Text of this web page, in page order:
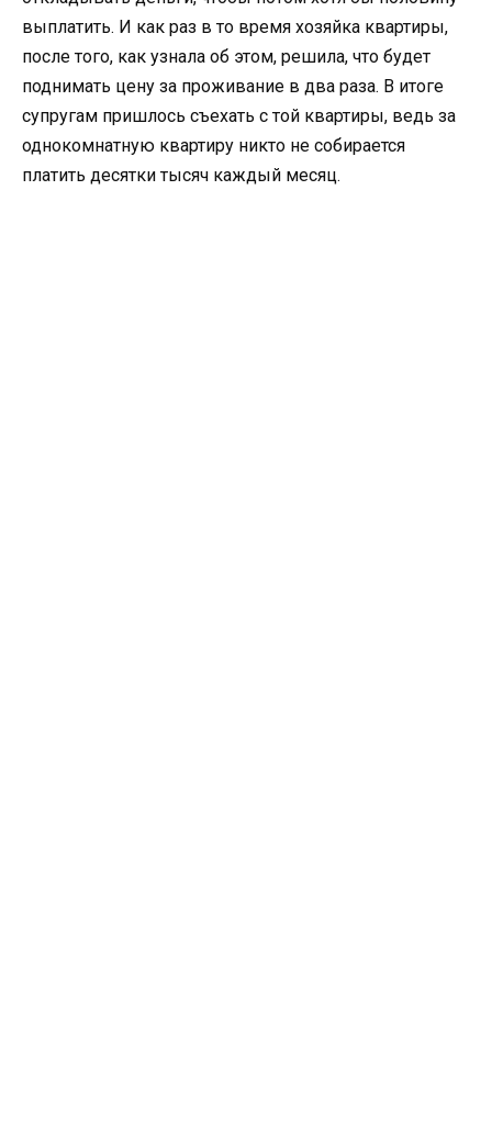
выплатить. И как раз в то время хозяйка квартиры,
после того, как узнала об этом, решила, что будет
поднимать цену за проживание в два раза. В итоге
супругам пришлось съехать с той квартиры, ведь за
однокомнатную квартиру никто не собирается
платить десятки тысяч каждый месяц.